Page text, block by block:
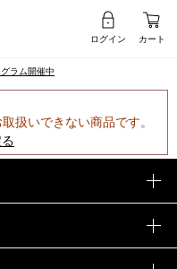
ログイン カート
ラム開催中
扱いできない商品です。